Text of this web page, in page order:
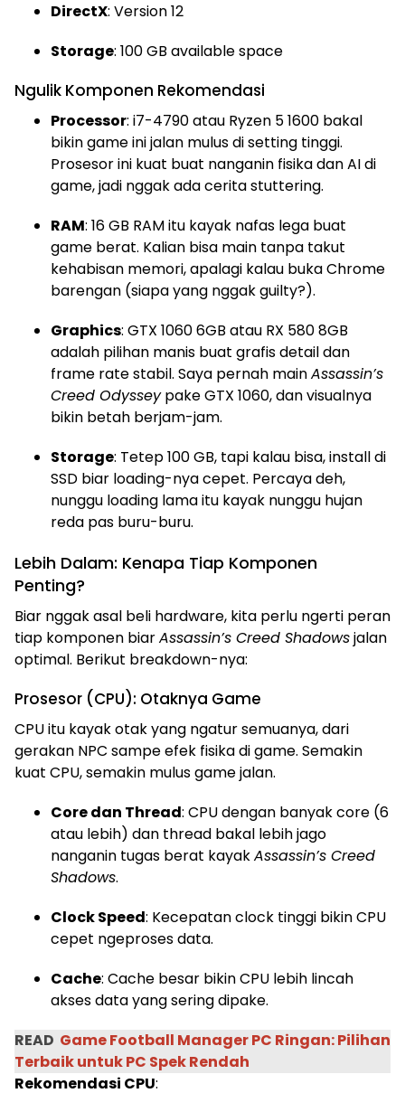
DirectX: Version 12
Storage: 100 GB available space
Ngulik Komponen Rekomendasi
Processor: i7-4790 atau Ryzen 5 1600 bakal
bikin game ini jalan mulus di setting tinggi.
Prosesor ini kuat buat nanganin fisika dan AI di
game, jadi nggak ada cerita stuttering.
RAM: 16 GB RAM itu kayak nafas lega buat
game berat. Kalian bisa main tanpa takut
kehabisan memori, apalagi kalau buka Chrome
barengan (siapa yang nggak guilty?).
Graphics: GTX 1060 6GB atau RX 580 8GB
adalah pilihan manis buat grafis detail dan
frame rate stabil. Saya pernah mainAssassin’s
Creed Odysseypake GTX 1060, dan visualnya
bikin betah berjam-jam.
Storage: Tetep 100 GB, tapi kalau bisa, install di
SSD biar loading-nya cepet. Percaya deh,
nunggu loading lama itu kayak nunggu hujan
reda pas buru-buru.
Lebih Dalam: Kenapa Tiap Komponen
Penting?
Biar nggak asal beli hardware, kita perlu ngerti peran
tiap komponen biarAssassin’s Creed Shadowsjalan
optimal. Berikut breakdown-nya:
Prosesor (CPU): Otaknya Game
CPU itu kayak otak yang ngatur semuanya, dari
gerakan NPC sampe efek fisika di game. Semakin
kuat CPU, semakin mulus game jalan.
Core dan Thread: CPU dengan banyak core (6
atau lebih) dan thread bakal lebih jago
nanganin tugas berat kayakAssassin’s Creed
Shadows.
Clock Speed: Kecepatan clock tinggi bikin CPU
cepet ngeproses data.
Cache: Cache besar bikin CPU lebih lincah
akses data yang sering dipake.
READ Game Football Manager PC Ringan: Pilihan
Terbaik untuk PC Spek Rendah
Rekomendasi CPU: